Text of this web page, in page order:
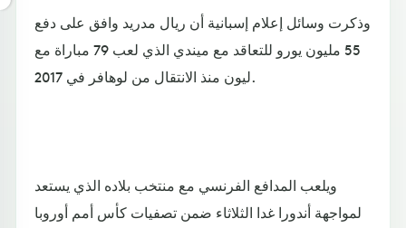
وذكرت وسائل إعلام إسبانية أن ريال مدريد وافق على دفع
55 مليون يورو للتعاقد مع ميندي الذي لعب 79 مباراة مع
ليون منذ الانتقال من لوهافر في 2017.
ويلعب المدافع الفرنسي مع منتخب بلاده الذي يستعد
لمواجهة أندورا غدا الثلاثاء ضمن تصفيات كأس أمم أوروبا